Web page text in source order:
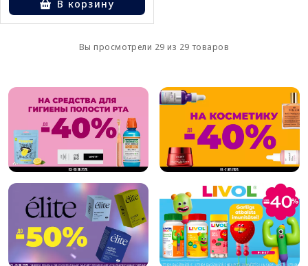
В корзину
Вы просмотрели 29 из 29 товаров